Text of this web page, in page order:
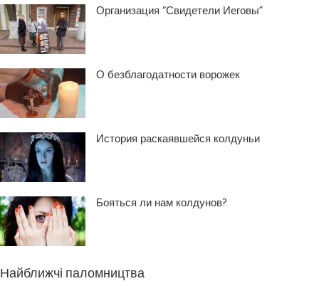
Организация “Свидетели Иеговы”
О безблагодатности ворожек
История раскаявшейся колдуньи
Бояться ли нам колдунов?
Найближчі паломництва